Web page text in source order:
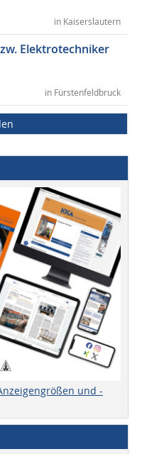
in Kaiserslautern
Elektrotechniker
in Fürstenfeldbruck
und -